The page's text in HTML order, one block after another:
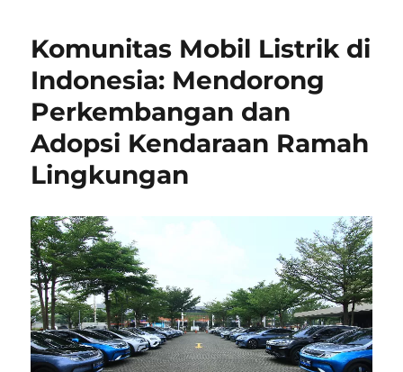
Komunitas Mobil Listrik di
Indonesia: Mendorong
Perkembangan dan
Adopsi Kendaraan Ramah
Lingkungan